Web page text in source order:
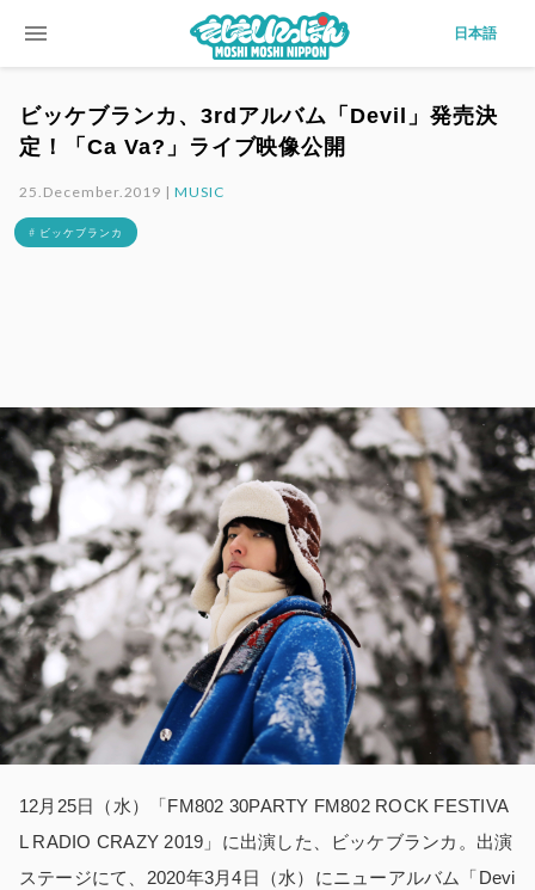
menu 日本語
ビッケブランカ、3rdアルバム「Devil」発売決
定！「Ca Va?」ライブ映像公開
25.December.2019 |MUSIC
# ビッケブランカ
12月25日（水）「FM802 30PARTY FM802 ROCK FESTIVA
L RADIO CRAZY 2019」に出演した、ビッケブランカ。出演
ステージにて、2020年3月4日（水）にニューアルバム「Devi